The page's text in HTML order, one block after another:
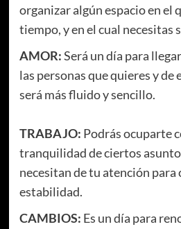
organizar algún espacio en el
tiempo, y en el cual necesitas
AMOR:Será un día para
las personas que quieres y de
será más fluido y sencillo.
TRABAJO: Podrás ocuparte
tranquilidad de ciertos
necesitan de tu atención para
estabilidad.
CAMBIOS: Es un día para